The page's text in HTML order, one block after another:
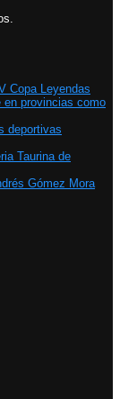
Copa Leyendas
en provincias como
deportivas
Taurina de
Gómez Mora